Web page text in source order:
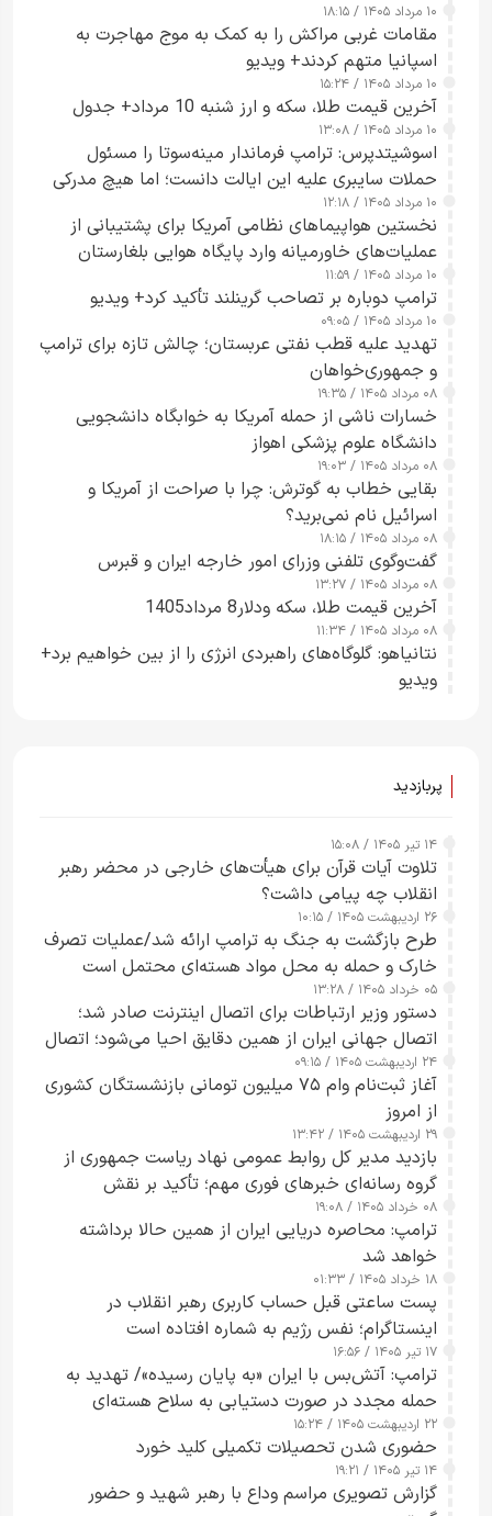
۱۰ مرداد ۱۴۰۵ / ۱۸:۱۵
مقامات غربی مراکش را به کمک به موج مهاجرت به
اسپانیا متهم کردند+ ویدیو
۱۰ مرداد ۱۴۰۵ / ۱۵:۲۴
آخرین قیمت طلا، سکه و ارز شنبه 10 مرداد+ جدول
۱۰ مرداد ۱۴۰۵ / ۱۳:۰۸
اسوشیتدپرس: ترامپ فرماندار مینه‌سوتا را مسئول
حملات سایبری علیه این ایالت دانست؛ اما هیچ مدرکی
ارائه نکرد
۱۰ مرداد ۱۴۰۵ / ۱۲:۱۸
نخستین هواپیماهای نظامی آمریکا برای پشتیبانی از
عملیات‌های خاورمیانه وارد پایگاه هوایی بلغارستان
شدند
۱۰ مرداد ۱۴۰۵ / ۱۱:۵۹
ترامپ دوباره بر تصاحب گرینلند تأکید کرد+ ویدیو
۱۰ مرداد ۱۴۰۵ / ۰۹:۰۵
تهدید علیه قطب نفتی عربستان؛ چالش تازه برای ترامپ
و جمهوری‌خواهان
۰۸ مرداد ۱۴۰۵ / ۱۹:۳۵
خسارات ناشی از حمله آمریکا به خوابگاه دانشجویی
دانشگاه علوم پزشکی اهواز
۰۸ مرداد ۱۴۰۵ / ۱۹:۰۳
بقایی خطاب به گوترش: چرا با صراحت از آمریکا و
اسرائیل نام نمی‌برید؟
۰۸ مرداد ۱۴۰۵ / ۱۸:۱۵
گفت‌وگوی تلفنی وزرای امور خارجه ایران و قبرس
۰۸ مرداد ۱۴۰۵ / ۱۳:۲۷
آخرین قیمت طلا، سکه ودلار8 مرداد1405
۰۸ مرداد ۱۴۰۵ / ۱۱:۳۴
نتانیاهو: گلوگاه‌های راهبردی انرژی را از بین خواهیم برد+
ویدیو
پربازدید
۱۴ تیر ۱۴۰۵ / ۱۵:۰۸
تلاوت آیات قرآن برای هیأت‌های خارجی در محضر رهبر
انقلاب چه پیامی داشت؟
۲۶ اردیبهشت ۱۴۰۵ / ۱۰:۱۵
طرح‌ بازگشت به جنگ به ترامپ ارائه شد/عملیات تصرف
خارک و حمله به محل مواد هسته‌ای محتمل است
۰۵ خرداد ۱۴۰۵ / ۱۳:۲۸
دستور وزیر ارتباطات برای اتصال اینترنت صادر شد؛
اتصال جهانی ایران از همین دقایق احیا می‌شود؛ اتصال
کامل مردم تا ۲۴ ساعت آینده
۲۴ اردیبهشت ۱۴۰۵ / ۰۹:۱۵
آغاز ثبت‌نام وام ۷۵ میلیون تومانی بازنشستگان کشوری
از امروز
۲۹ اردیبهشت ۱۴۰۵ / ۱۳:۴۲
بازدید مدیر کل روابط عمومی نهاد ریاست جمهوری از
گروه رسانه‌ای خبرهای فوری مهم؛ تأکید بر نقش
رسانه‌های هوشمند و مسئول در ارتقای آگاهی عمومی
۰۸ خرداد ۱۴۰۵ / ۱۹:۰۸
ترامپ: محاصره دریایی ایران از همین حالا برداشته
خواهد شد
۱۸ خرداد ۱۴۰۵ / ۰۱:۳۳
پست ساعتی قبل حساب کاربری رهبر انقلاب در
اینستاگرام؛ نفس رژیم به شماره افتاده است​
۱۷ تیر ۱۴۰۵ / ۱۶:۵۶
ترامپ: آتش‌بس با ایران «به پایان رسیده»/ تهدید به
حمله مجدد در صورت دستیابی به سلاح هسته‌ای
۲۲ اردیبهشت ۱۴۰۵ / ۱۵:۲۴
حضوری شدن تحصیلات تکمیلی کلید خورد
۱۴ تیر ۱۴۰۵ / ۱۹:۲۱
گزارش تصویری مراسم وداع با رهبر شهید و حضور